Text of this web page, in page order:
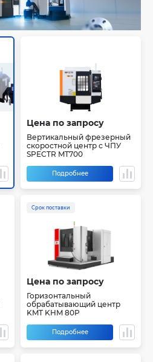
Цена по запросу
Вертикальный фрезерный
скоростной центр с ЧПУ
SPECTR MT700
Подробнее
Срок поставки
Цена по запросу
Горизонтальный
обрабатывающий центр
KMT KHM 80P
Подробнее